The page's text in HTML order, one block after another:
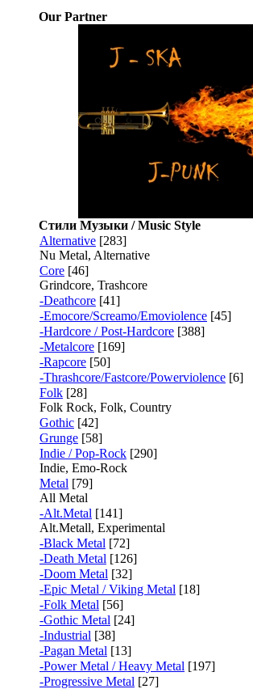
Our Partner
Стили Музыки / Music Style
Alternative [283]
Nu Metal, Alternative
Core [46]
Grindcore, Trashcore
-Deathcore [41]
-Emocore/Screamo/Emoviolence [45]
-Hardcore / Post-Hardcore [388]
-Metalcore [169]
-Rapcore [50]
-Thrashcore/Fastcore/Powerviolence [6]
Folk [28]
Folk Rock, Folk, Country
Gothic [42]
Grunge [58]
Indie / Pop-Rock [290]
Indie, Emo-Rock
Metal [79]
All Metal
-Alt.Metal [141]
Alt.Metall, Experimental
-Black Metal [72]
-Death Metal [126]
-Doom Metal [32]
-Epic Metal / Viking Metal [18]
-Folk Metal [56]
-Gothic Metal [24]
-Industrial [38]
-Pagan Metal [13]
-Power Metal / Heavy Metal [197]
-Progressive Metal [27]